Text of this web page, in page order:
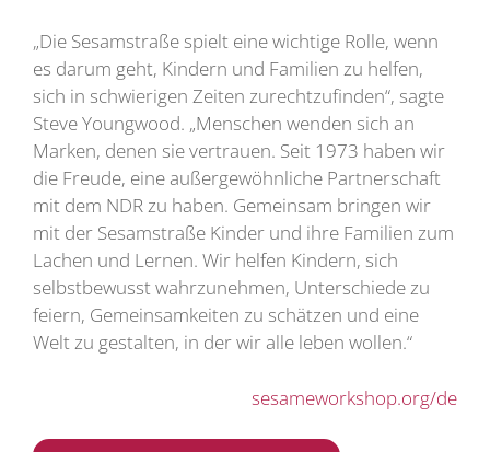
„Die Sesamstraße spielt eine wichtige Rolle, wenn
es darum geht, Kindern und Familien zu helfen,
sich in schwierigen Zeiten zurechtzufinden“, sagte
Steve Youngwood. „Menschen wenden sich an
Marken, denen sie vertrauen. Seit 1973 haben wir
die Freude, eine außergewöhnliche Partnerschaft
mit dem NDR zu haben. Gemeinsam bringen wir
mit der Sesamstraße Kinder und ihre Familien zum
Lachen und Lernen. Wir helfen Kindern, sich
selbstbewusst wahrzunehmen, Unterschiede zu
feiern, Gemeinsamkeiten zu schätzen und eine
Welt zu gestalten, in der wir alle leben wollen.“
sesameworkshop.org/de